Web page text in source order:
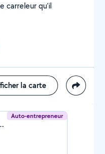
carreleur qu'il
la carte
Auto-entrepreneur
RENOVATION)